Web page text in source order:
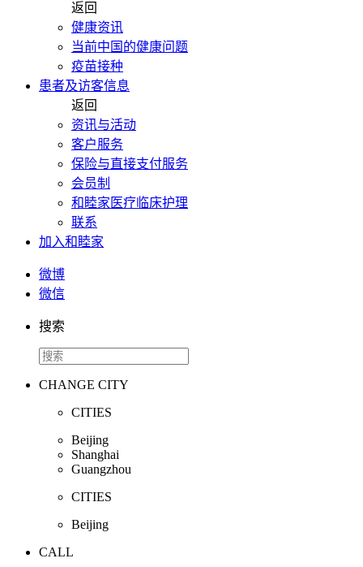
返回
健康资讯
当前中国的健康问题
疫苗接种
患者及访客信息
返回
资讯与活动
客户服务
保险与直接支付服务
会员制
和睦家医疗临床护理
联系
加入和睦家
微博
微信
搜索
CHANGE CITY
CITIES
Beijing
Shanghai
Guangzhou
CITIES
Beijing
CALL